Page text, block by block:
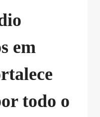
em
todo o